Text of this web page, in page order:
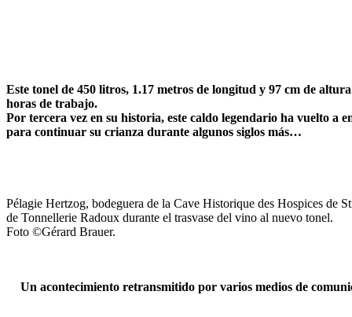
Este tonel de 450 litros, 1.17 metros de longitud y 97 cm de altura
horas de trabajo.
Por tercera vez en su historia, este caldo legendario ha vuelto a
para continuar su crianza durante algunos siglos más…
Pélagie Hertzog, bodeguera de la Cave Historique des Hospices de
de Tonnellerie Radoux durante el trasvase del vino al nuevo tonel.
Foto ©Gérard Brauer.
Un acontecimiento retransmitido por varios medios de